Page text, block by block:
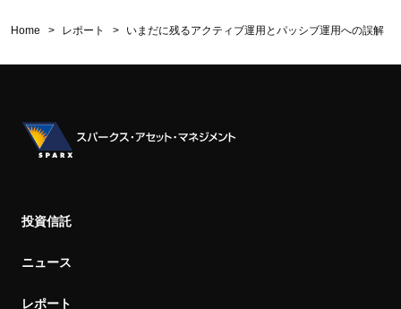
Home レポート いまだに残るアクティブ運用とパッシブ運用への誤解
投資信託
ニュース
レポート